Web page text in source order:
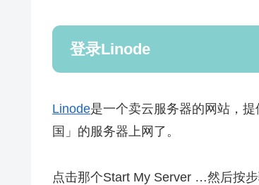
登录Linode
Linode是一个卖云服务器的网站，
国」的服务器上网了。
点击那个Start My Server …然后按步